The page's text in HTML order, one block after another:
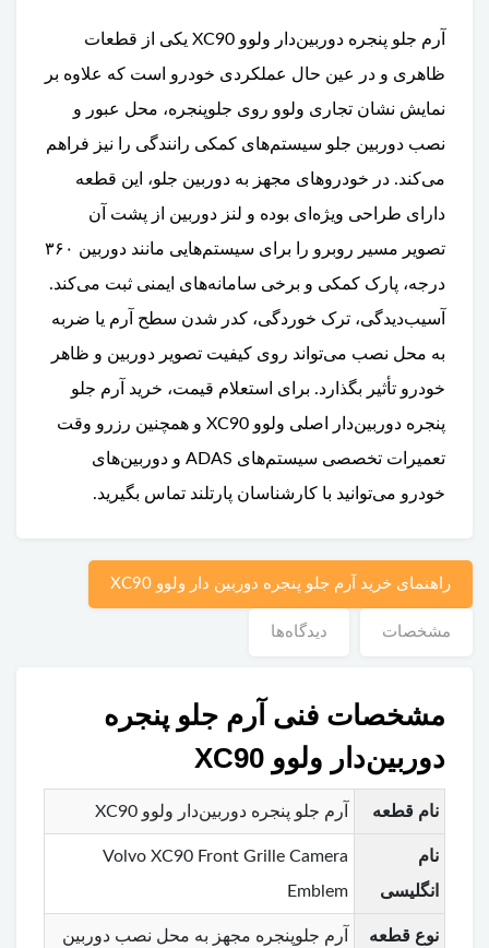
آرم جلو پنجره دوربین‌دار ولوو XC90 یکی از قطعات
ظاهری و در عین حال عملکردی خودرو است که علاوه بر
نمایش نشان تجاری ولوو روی جلوپنجره، محل عبور و
نصب دوربین جلو سیستم‌های کمکی رانندگی را نیز فراهم
می‌کند. در خودروهای مجهز به دوربین جلو، این قطعه
دارای طراحی ویژه‌ای بوده و لنز دوربین از پشت آن
تصویر مسیر روبرو را برای سیستم‌هایی مانند دوربین ۳۶۰
درجه، پارک کمکی و برخی سامانه‌های ایمنی ثبت می‌کند.
آسیب‌دیدگی، ترک خوردگی، کدر شدن سطح آرم یا ضربه
به محل نصب می‌تواند روی کیفیت تصویر دوربین و ظاهر
خودرو تأثیر بگذارد. برای استعلام قیمت، خرید آرم جلو
پنجره دوربین‌دار اصلی ولوو XC90 و همچنین رزرو وقت
تعمیرات تخصصی سیستم‌های ADAS و دوربین‌های
خودرو می‌توانید با کارشناسان پارتلند تماس بگیرید.
راهنمای خرید آرم جلو پنجره دوربین دار ولوو XC90
مشخصات دیدگاه‌ها
مشخصات فنی آرم جلو پنجره
دوربین‌دار ولوو XC90
نام قطعه آرم جلو پنجره دوربین‌دار ولوو XC90
نام
انگلیسی
Volvo XC90 Front Grille Camera
Emblem
نوع قطعه آرم جلوپنجره مجهز به محل نصب دوربین